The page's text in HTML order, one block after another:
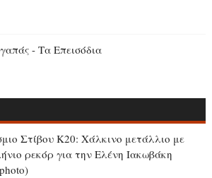
- Τα Επεισόδια
Στίβου Κ20: Χάλκινο μετάλλιο με
ρεκόρ για την Ελένη Ιακωβάκη